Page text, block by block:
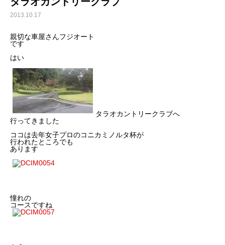
2013.10.17
親切な車屋さんフジオート
です
はい
タラオカントリークラブへ
行ってきました
ココは去年女子プロのコニカミノルタ杯が
行われたところでも
あります
憧れの
コースですね